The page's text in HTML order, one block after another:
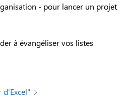
- pour lancer un projet
à évangéliser vos listes